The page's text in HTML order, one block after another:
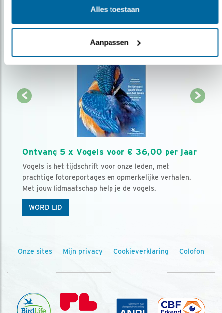
Alles toestaan
Aanpassen
Ontvang 5 x Vogels voor € 36,00 per jaar
Vogels is het tijdschrift voor onze leden, met
prachtige fotoreportages en opmerkelijke verhalen.
Met jouw lidmaatschap help je de vogels.
WORD LID
Onze sites Mijn privacy Cookieverklaring Colofon